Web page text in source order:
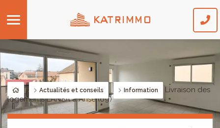
Accueil Actualités et conseils Information
Livraison des
logements L’ANSA à Anse (69)